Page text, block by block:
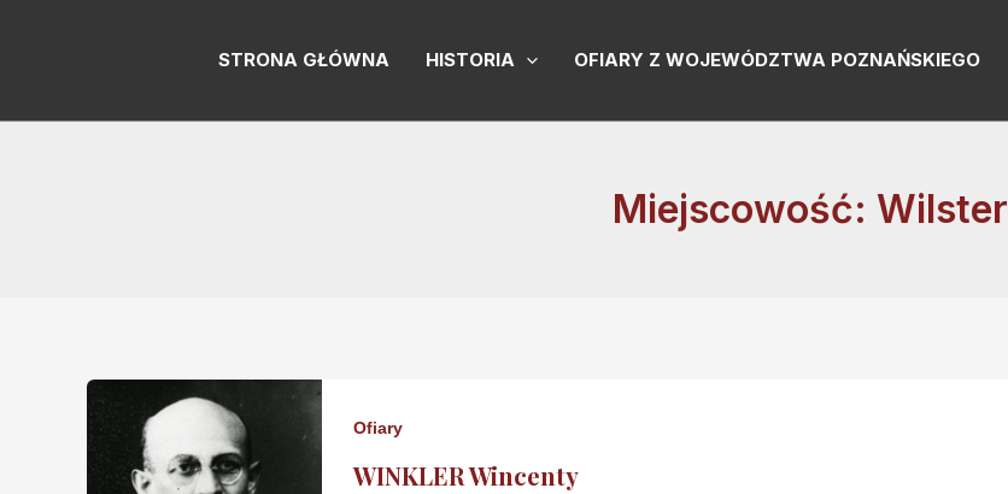
STRONA GŁÓWNA HISTORIA OFIARY Z WOJEWÓDZTWA POZNAŃSKIEGO
Miejscowość: Wilster
Ofiary
WINKLER Wincenty